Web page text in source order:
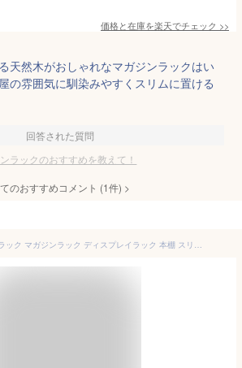
価格と在庫を楽天でチェック >>
天然木がおしゃれなマガジンラックはい
の雰囲気に馴染みやすくスリムに置ける
回答された質問
ラックのおすすめを教えて！
のおすすめコメント (1件) >
山善(YAMAZEN) ラック マガジンラック ディスプレイラック 本棚 スリム 幅51.5×奥行16×高さ72cm 天板こぼれ止め 壁にぴったり 組立品 ダークブラウン CDM-7050(DBR)